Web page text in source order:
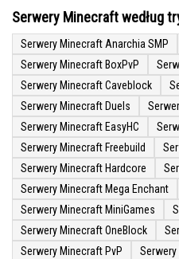
Serwery Minecraft według
Serwery Minecraft Anarchia SMP
Serwery Minecraft BoxPvP
Serwery Minecraft Caveblock
Serwery Minecraft Duels
Serwery Minecraft EasyHC
Serwery Minecraft Freebuild
Serwery Minecraft Hardcore
Serwery Minecraft Mega Enchant
Serwery Minecraft MiniGames
Serwery Minecraft OneBlock
Serwery Minecraft PvP